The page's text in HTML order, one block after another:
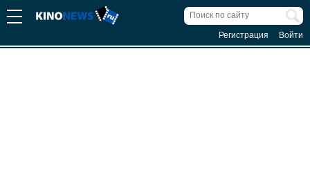
Регистрация Войти